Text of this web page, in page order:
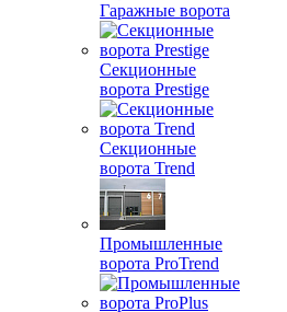
Гаражные ворота
Секционные
ворота Prestige
Секционные
ворота Trend
Промышленные
ворота ProTrend